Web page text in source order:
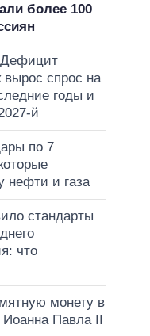
более 100
Дефицит
вырос спрос на
годы и
й
по 7
нефти и газа
стандарты
что
монету в
Иоанна Павла II